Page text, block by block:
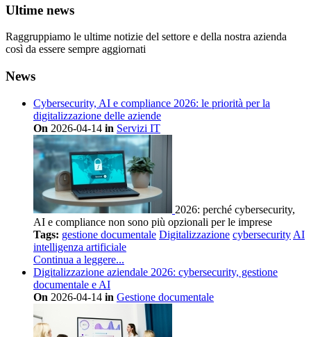
Ultime news
Raggruppiamo le ultime notizie del settore e della nostra azienda
così da essere sempre aggiornati
News
Cybersecurity, AI e compliance 2026: le priorità per la
digitalizzazione delle aziende
On 2026-04-14 in Servizi IT
2026: perché cybersecurity,
AI e compliance non sono più opzionali per le imprese
Tags: gestione documentale Digitalizzazione cybersecurity AI
intelligenza artificiale
Continua a leggere...
Digitalizzazione aziendale 2026: cybersecurity, gestione
documentale e AI
On 2026-04-14 in Gestione documentale